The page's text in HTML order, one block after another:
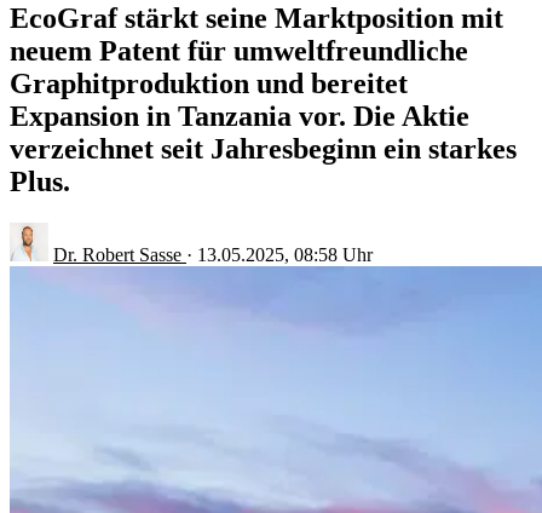
EcoGraf stärkt seine Marktposition mit
neuem Patent für umweltfreundliche
Graphitproduktion und bereitet
Expansion in Tanzania vor. Die Aktie
verzeichnet seit Jahresbeginn ein starkes
Plus.
Dr. Robert Sasse · 13.05.2025, 08:58 Uhr